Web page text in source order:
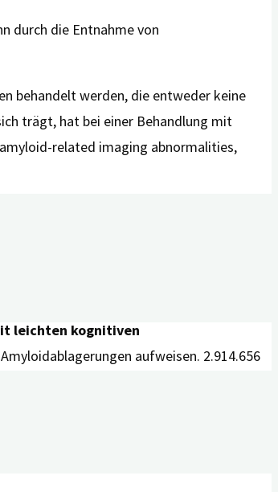
durch die Entnahme von
behandelt werden, die entweder keine
trägt, hat bei einer Behandlung mit
related imaging abnormalities,
leichten kognitiven
aufweisen. 2.914.656
eine Kopie des ApoE4-Gens